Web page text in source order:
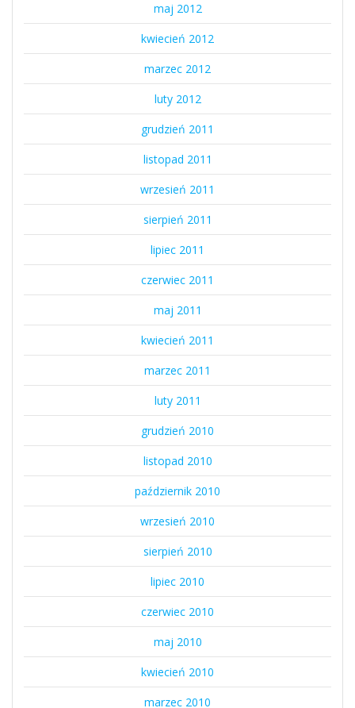
maj 2012
kwiecień 2012
marzec 2012
luty 2012
grudzień 2011
listopad 2011
wrzesień 2011
sierpień 2011
lipiec 2011
czerwiec 2011
maj 2011
kwiecień 2011
marzec 2011
luty 2011
grudzień 2010
listopad 2010
październik 2010
wrzesień 2010
sierpień 2010
lipiec 2010
czerwiec 2010
maj 2010
kwiecień 2010
marzec 2010